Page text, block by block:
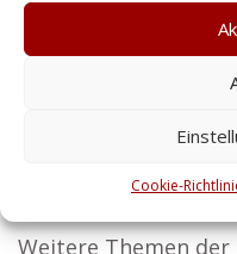
Cookie-
Privatkunden
Sie persönlich oder
Überzeugung bei
der Wegbereiter für
Ihre Mitarbeiter
Weitere Themen